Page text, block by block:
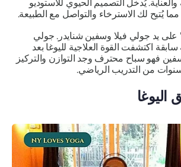
يُدخل التصميم الحيوي للاستوديو
يُتيح لك الاسترخاء والتواصل مع الطبيعة.
يد جولي فيلا وسفين شنايدر. جولي
اكتشفت القوة العلاجية لليوغا بعد
فهو سباح محترف وجد التوازن والتركيز
من التدريب الرياضي.